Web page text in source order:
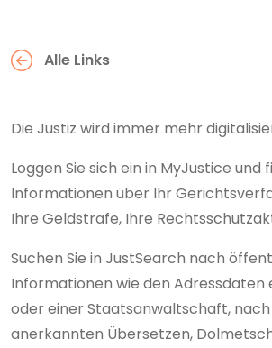
Alle Links
Die Justiz wird immer mehr
Loggen Sie sich ein in MyJustice und
Informationen über Ihr
Ihre Geldstrafe, Ihre
Suchen Sie in JustSearch nach
Informationen wie den Adressdaten
oder einer Staatsanwaltschaft,
anerkannten Übersetzen,